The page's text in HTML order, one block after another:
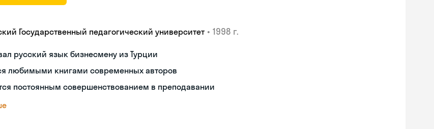
Государственный педагогический университет • 1998 г.
русский язык бизнесмену из Турции
любимыми книгами современных авторов
постоянным совершенствованием в преподавании